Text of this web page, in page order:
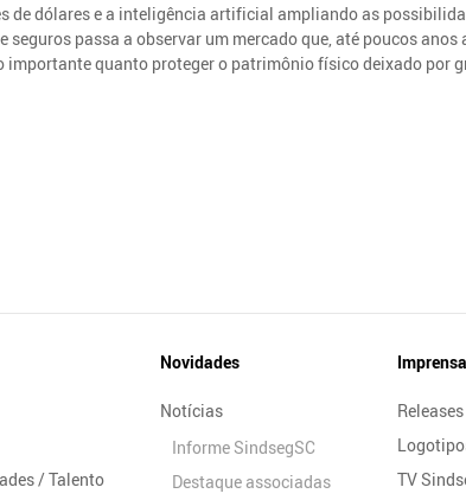
de dólares e a inteligência artificial ampliando as
passa a observar um mercado que, até poucos anos
importante quanto proteger o patrimônio físico deixado por
/ Talento
Novidades
Notícias
Informe SindsegSC
Destaque associadas
Imprensa
Releases
TV